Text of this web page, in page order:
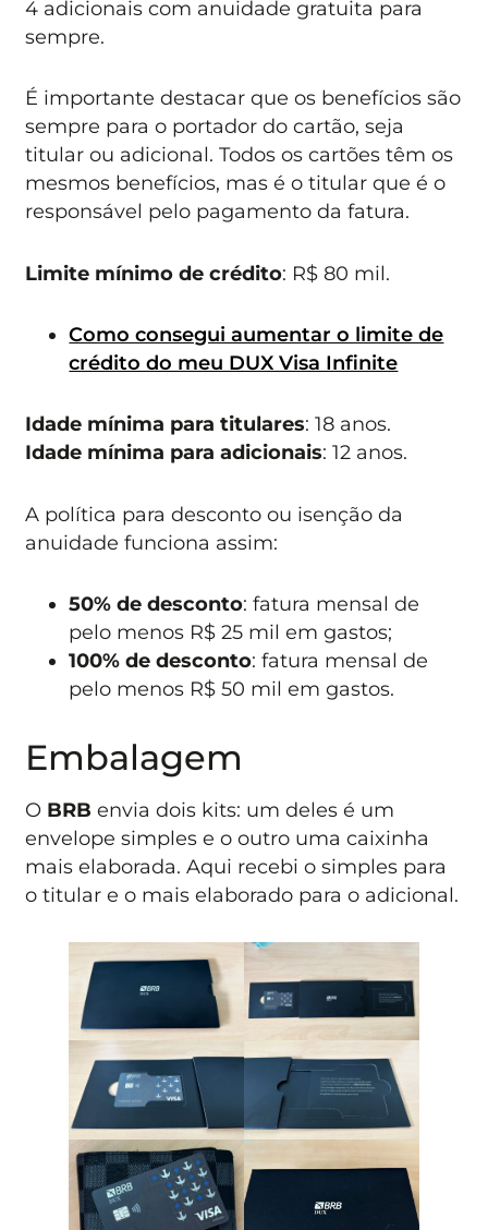
4 adicionais com anuidade gratuita para
sempre.
É importante destacar que os benefícios são
sempre para o portador do cartão, seja
titular ou adicional. Todos os cartões têm os
mesmos benefícios, mas é o titular que é o
responsável pelo pagamento da fatura.
Limite mínimo de crédito: R$ 80 mil.
Como consegui aumentar o limite de
crédito do meu DUX Visa Infinite
Idade mínima para titulares: 18 anos.
Idade mínima para adicionais: 12 anos.
A política para desconto ou isenção da
anuidade funciona assim:
50% de desconto: fatura mensal de
pelo menos R$ 25 mil em gastos;
100% de desconto: fatura mensal de
pelo menos R$ 50 mil em gastos.
Embalagem
O BRBenvia dois kits: um deles é um
envelope simples e o outro uma caixinha
mais elaborada. Aqui recebi o simples para
o titular e o mais elaborado para o adicional.